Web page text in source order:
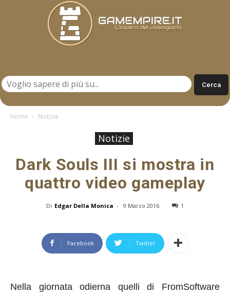
Home Notizie
Notizie
Dark Souls III si mostra in
quattro video gameplay
Di Edgar Della Monica - 9 Marzo 2016 1
Facebook Twitter
Nella giornata odierna quelli di FromSoftware